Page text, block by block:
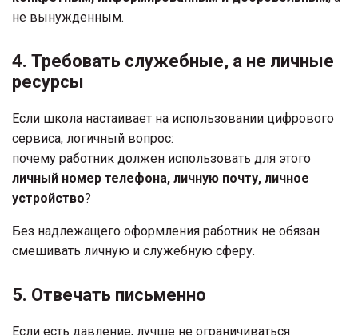
не вынужденным.
4. Требовать служебные, а не личные
ресурсы
Если школа настаивает на использовании цифрового
сервиса, логичный вопрос:
почему работник должен использовать для этого
личный номер телефона, личную почту, личное
устройство?
Без надлежащего оформления работник не обязан
смешивать личную и служебную сферу.
5. Отвечать письменно
Если есть давление, лучше не ограничиваться